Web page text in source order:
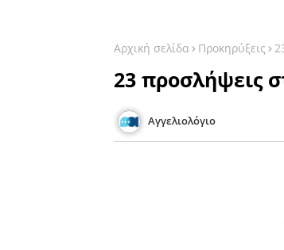
Αρχική σελίδα Προκηρύξεις
23 προσλήψεις
Αγγελιολόγιο